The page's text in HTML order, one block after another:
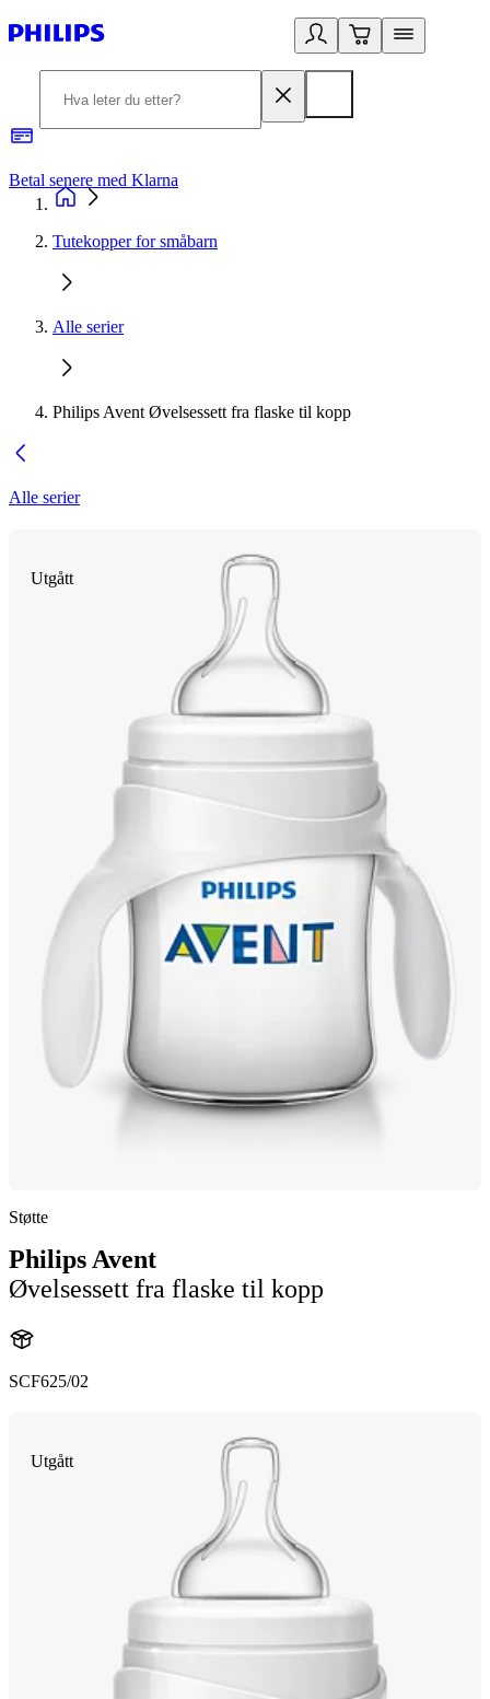
Betal senere med Klarna
Tutekopper for småbarn
Alle serier
Philips Avent Øvelsessett fra flaske til kopp
Alle serier
Utgått
Støtte
Philips Avent
Øvelsessett fra flaske til kopp
SCF625/02
Utgått